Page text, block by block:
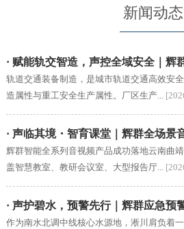
新闻动态
· 赋能轨交智造，声控全域安全｜辉
轨道交通装备制造，是城市轨道交通高效安
造属性与重工安全生产属性。厂区生产...
· 声临其境・智育课堂｜辉群全场景
辉群智能全系列音视频产品成功落地云南曲
盖智慧教室、教研会议室、大型报告厅...
· 声护碧水，预警先行｜辉群应急预
作为南水北调中线核心水源地，淅川肩负着